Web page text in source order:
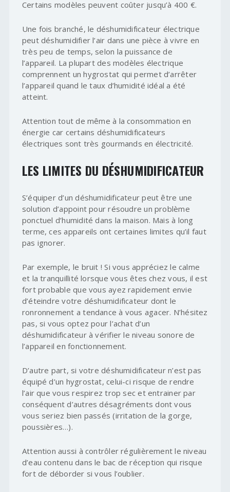
Certains modèles peuvent coûter jusqu’à 400 €.
Une fois branché, le déshumidificateur électrique
peut déshumidifier l’air dans une pièce à vivre en
très peu de temps, selon la puissance de
l’appareil. La plupart des modèles électrique
comprennent un hygrostat qui permet d’arrêter
l’appareil quand le taux d’humidité idéal a été
atteint.
Attention tout de même à la consommation en
énergie car certains déshumidificateurs
électriques sont très gourmands en électricité.
LES LIMITES DU DÉSHUMIDIFICATEUR
S’équiper d’un déshumidificateur peut être une
solution d’appoint pour résoudre un problème
ponctuel d’humidité dans la maison. Mais à long
terme, ces appareils ont certaines limites qu’il faut
pas ignorer.
Par exemple, le bruit ! Si vous appréciez le calme
et la tranquillité lorsque vous êtes chez vous, il est
fort probable que vous ayez rapidement envie
d’éteindre votre déshumidificateur dont le
ronronnement a tendance à vous agacer. N’hésitez
pas, si vous optez pour l’achat d’un
déshumidificateur à vérifier le niveau sonore de
l’appareil en fonctionnement.
D’autre part, si votre déshumidificateur n’est pas
équipé d’un hygrostat, celui-ci risque de rendre
l’air que vous respirez trop sec et entrainer par
conséquent d’autres désagréments dont vous
vous seriez bien passés (irritation de la gorge,
poussières…).
Attention aussi à contrôler régulièrement le niveau
d’eau contenu dans le bac de réception qui risque
fort de déborder si vous l’oublier.